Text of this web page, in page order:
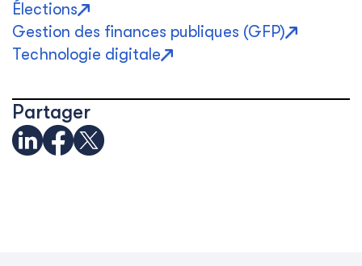
Élections
Gestion des finances publiques (GFP)
Technologie digitale
Partager